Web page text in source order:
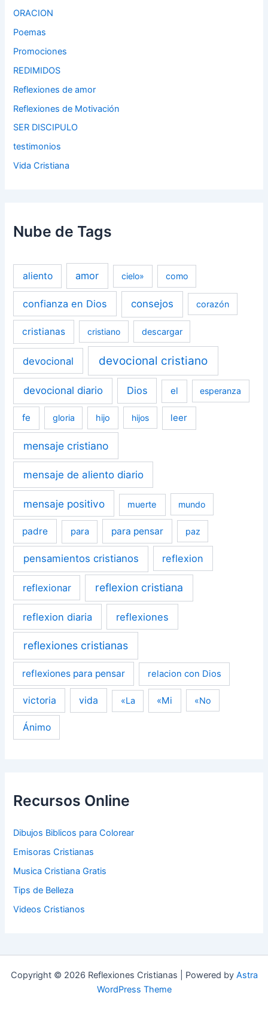
ORACION
Poemas
Promociones
REDIMIDOS
Reflexiones de amor
Reflexiones de Motivación
SER DISCIPULO
testimonios
Vida Cristiana
Nube de Tags
aliento amor cielo» como
confianza en Dios consejos corazón
cristianas cristiano descargar
devocional devocional cristiano
devocional diario Dios el esperanza
fe gloria hijo hijos leer
mensaje cristiano
mensaje de aliento diario
mensaje positivo muerte mundo
padre para para pensar paz
pensamientos cristianos reflexion
reflexionar reflexion cristiana
reflexion diaria reflexiones
reflexiones cristianas
reflexiones para pensar relacion con Dios
victoria vida «La «Mi «No
Ánimo
Recursos Online
Dibujos Biblicos para Colorear
Emisoras Cristianas
Musica Cristiana Gratis
Tips de Belleza
Videos Cristianos
Copyright © 2026 Reflexiones Cristianas | Powered by Astra
WordPress Theme